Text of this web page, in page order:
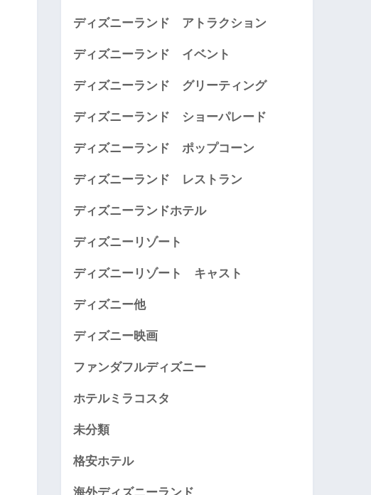
ディズニーランド アトラクション
ディズニーランド イベント
ディズニーランド グリーティング
ディズニーランド ショーパレード
ディズニーランド ポップコーン
ディズニーランド レストラン
ディズニーランドホテル
ディズニーリゾート
ディズニーリゾート キャスト
ディズニー他
ディズニー映画
ファンダフルディズニー
ホテルミラコスタ
未分類
格安ホテル